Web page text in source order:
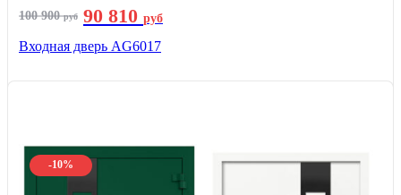
100 900руб 90 810 руб
Входная дверь AG6017
-10%